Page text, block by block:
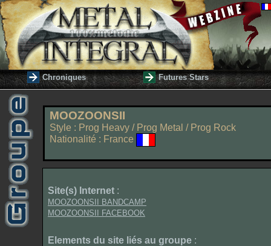
Chroniques Futures Stars
MOOZOONSII
Style : Prog Heavy / Prog Metal / Prog Rock
Nationalité : France
Site(s) Internet :
MOOZOONSII BANDCAMP
MOOZOONSII FACEBOOK
Elements du site liés au groupe :